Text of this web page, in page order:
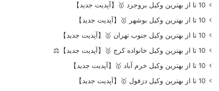
10 تا از بهترین وکیل بروجرد 🥇【آپدیت جدید】
10 تا از بهترین وکیل بوشهر 🥇【آپدیت جدید】
10 تا از بهترین وکیل جنوب تهران 🥇【آپدیت جدید】
10 تا از بهترین وکیل خانواده کرج 🥇【آپدیت جدید】⚖️
10 تا از بهترین وکیل خرم آباد 🥇【آپدیت جدید】
10 تا از بهترین وکیل دزفول 🥇【آپدیت جدید】